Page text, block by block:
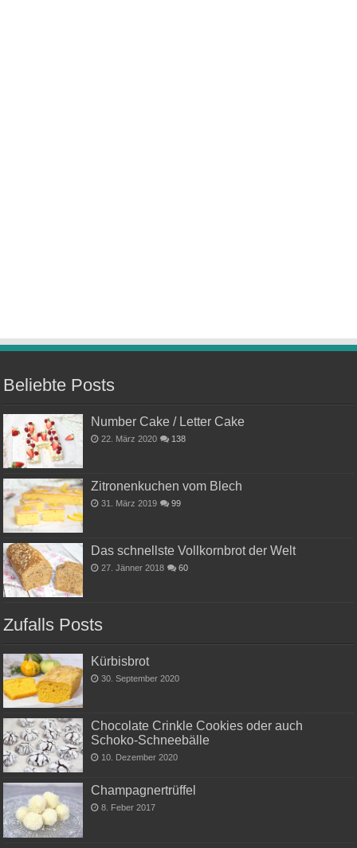
Beliebte Posts
Number Cake / Letter Cake
22. März 2020 138
Zitronenkuchen vom Blech
31. März 2019 99
Das schnellste Vollkornbrot der Welt
27. Jänner 2018 60
Zufalls Posts
Kürbisbrot
30. September 2020
Chocolate Crinkle Cookies oder auch
Schoko-Schneebälle
10. Dezember 2020
Champagnertrüffel
8. Feber 2017